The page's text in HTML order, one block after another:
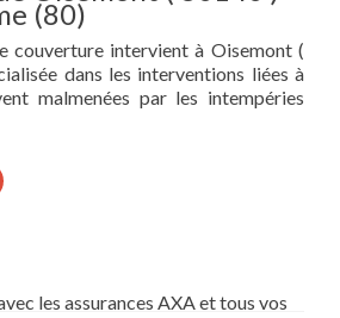
(80)
couverture intervient à Oisemont (
dans les interventions liées à
malmenées par les intempéries
Cliquez
les assurances AXA et tous vos